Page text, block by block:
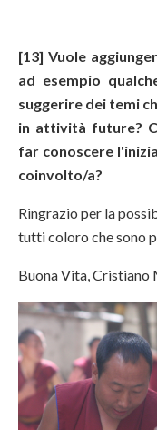
[13] Vuole
ad esempio
suggerire dei temi
in attività future?
far conoscere
coinvolto/a?
Ringrazio per la
tutti coloro che sono
Buona Vita, Cristiano